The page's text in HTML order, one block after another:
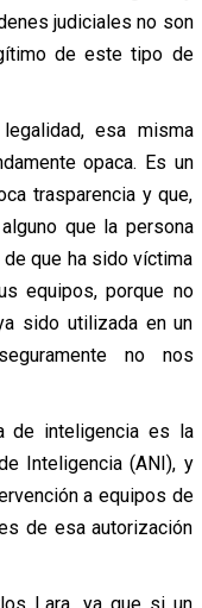
judiciales no son
de este tipo de
esa misma
opaca. Es un
trasparencia y que,
que la persona
que ha sido víctima
equipos, porque no
sido utilizada en un
no nos
de inteligencia es la
Inteligencia (ANI), y
a equipos de
de esa autorización
Lara, ya que si un